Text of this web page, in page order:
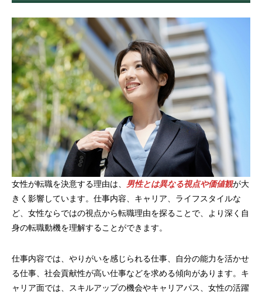
女性が転職を決意する理由は、 男性とは異なる視点や価値観が大
きく影響しています。仕事内容、キャリア、ライフスタイルな
ど、女性ならではの視点から転職理由を探ることで、より深く自
身の転職動機を理解することができます。
仕事内容では、やりがいを感じられる仕事、自分の能力を活かせ
る仕事、社会貢献性が高い仕事などを求める傾向があります。キ
ャリア面では、スキルアップの機会やキャリアパス、女性の活躍